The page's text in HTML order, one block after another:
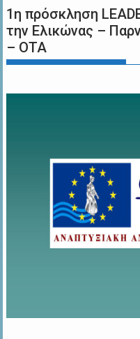
1η πρόσκληση
την Ελικώνας –
– ΟΤΑ